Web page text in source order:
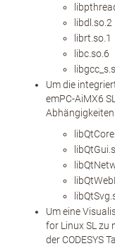
libdl.so.2
librt.so.1
libc.so.6
Um die
emPC-AiMX6
Abhängigkeiten
Um eine
for Linux SL zu
der CODESYS